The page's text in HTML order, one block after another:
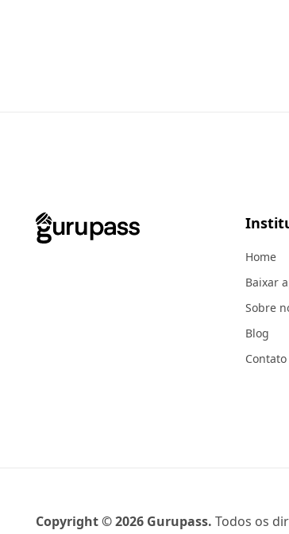
Home
Baixar
Sobre
Blog
Contato
Copyright ©2026 Gurupass. Todos os